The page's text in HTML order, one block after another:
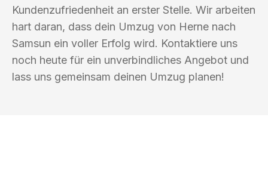
Kundenzufriedenheit an erster Stelle. Wir arbeiten
hart daran, dass dein Umzug von Herne nach
Samsun ein voller Erfolg wird. Kontaktiere uns
noch heute für ein unverbindliches Angebot und
lass uns gemeinsam deinen Umzug planen!